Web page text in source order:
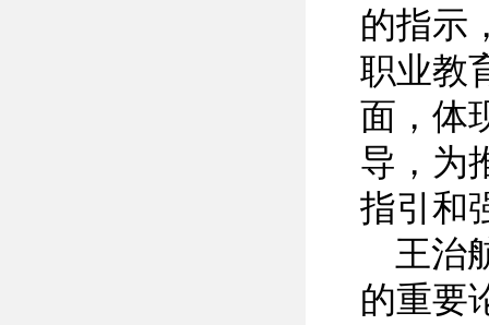
的指示
职业教
面，体
导，为
指引和
王治
的重要